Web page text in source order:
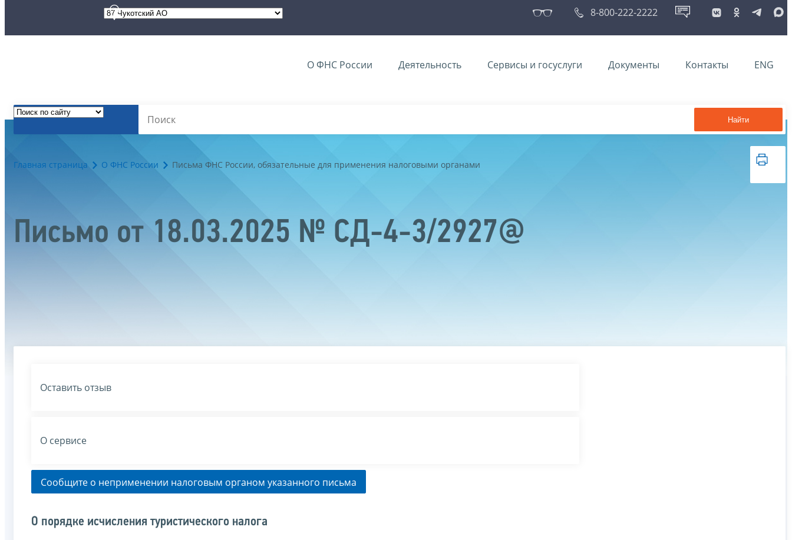
8-800-222-2222
О ФНС России Деятельность Сервисы и госуслуги Документы Контакты ENG
Найти
Главная страница О ФНС России Письма ФНС России, обязательные для применения налоговыми органами
Письмо от 18.03.2025 № СД-4-3/2927@
Оставить отзыв
О сервисе
Сообщите о неприменении налоговым органом указанного письма
О порядке исчисления туристического налога